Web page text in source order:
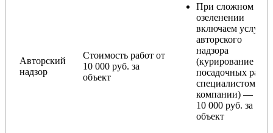
Авторский
надзор
Стоимость работ от
10 000 руб. за
объект
При сложном
озеленении
включаем услугу
авторского
надзора
(курирование
посадочных работ
специалистом
компании) — от
10 000 руб. за
объект